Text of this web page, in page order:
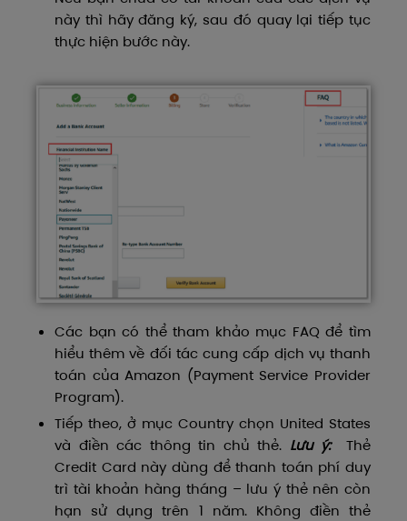
này thì hãy đăng ký, sau đó quay lại tiếp tục
thực hiện bước này.
Các bạn có thể tham khảo mục FAQ để tìm
hiểu thêm về đối tác cung cấp dịch vụ thanh
toán của Amazon (Payment Service Provider
Program).
Tiếp theo, ở mục Country chọn United States
và điền các thông tin chủ thẻ. Lưu ý: Thẻ
Credit Card này dùng để thanh toán phí duy
trì tài khoản hàng tháng – lưu ý thẻ nên còn
hạn sử dụng trên 1 năm. Không điền thẻ